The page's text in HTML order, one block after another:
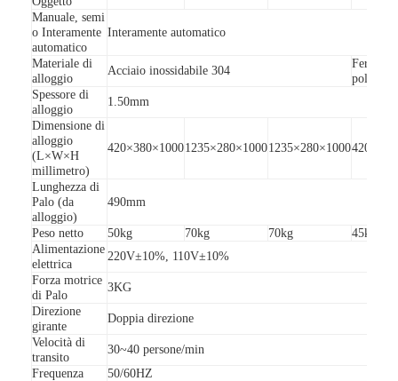
Barriera del cancello di pedaggio
Braccio Barriera Gate
portone della barriera del parcheggio
Treppiede tornello Gate
Barriere pubblicitarie
Portone della barriera della Non primavera
Portone del cancello girevole del controllo di accesso
Lembo Barriera Gate
Altalena Alzabarriera
Altezza Tornello pieno
Manuale, semi
o Interamente
automatico
Interamente automatico
Materiale di
alloggio
Acciaio inossidabile 304
Ferro
polvere
Spessore di
alloggio
1.50mm
Dimensione di
alloggio
(L×W×H
millimetro)
420×380×10001235×280×10001235×280×1000
Lunghezza di
Palo (da
alloggio)
490mm
Peso netto 50kg 70kg 70kg
45kg
Alimentazione
elettrica
220V±10%, 110V±10%
Forza motrice
di Palo
3KG
Direzione
girante
Doppia direzione
Velocità di
transito
30~40 persone/min
Frequenza
50/60HZ